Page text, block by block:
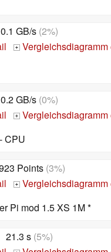
0.1 GB/s(2%)
+
0.2 GB/s(0%)
+
CPU
Points(3%)
+
Pi mod 1.5 XS 1M *
21.3 s(5%)